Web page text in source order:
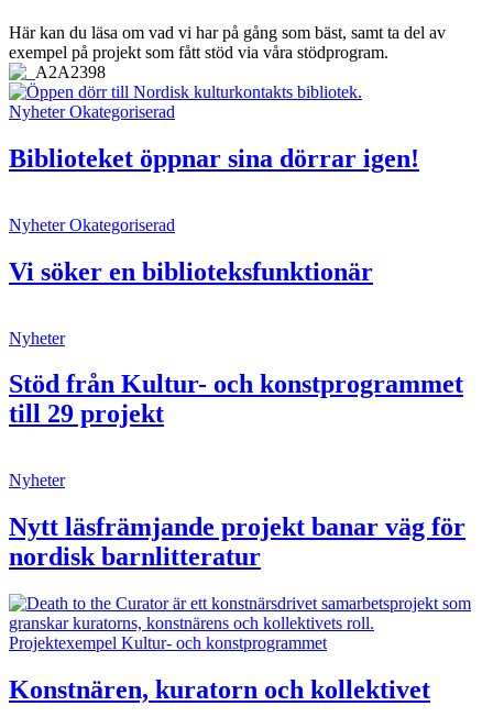
Här kan du läsa om vad vi har på gång som bäst, samt ta del av
exempel på projekt som fått stöd via våra stödprogram.
NyheterOkategoriserad
Biblioteket öppnar sina dörrar igen!
NyheterOkategoriserad
Vi söker en biblioteksfunktionär
Nyheter
Stöd från Kultur- och konstprogrammet
till 29 projekt
Nyheter
Nytt läsfrämjande projekt banar väg för
nordisk barnlitteratur
Projektexempel Kultur- och konstprogrammet
Konstnären, kuratorn och kollektivet